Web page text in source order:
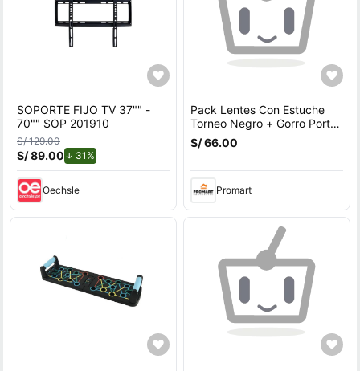
SOPORTE FIJO TV 37"" -
70"" SOP 201910
S/ 129.00
S/ 89.00 31%
Oechsle
Pack Lentes Con Estuche
Torneo Negro + Gorro Porto
Azul
S/ 66.00
Promart